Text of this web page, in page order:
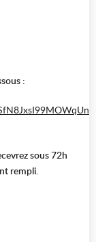
:
sous 72h
rempli.